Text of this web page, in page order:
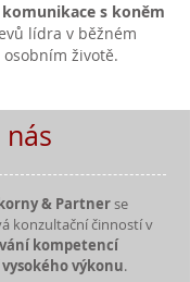
nás
& Partnerse
konzultační činností v
kompetencí
výkonu.
s koněm
lídra v běžném
životě.